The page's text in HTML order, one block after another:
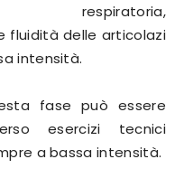
fluidità delle articolazi
intensità.
fase può essere
esercizi tecnici
a bassa intensità.